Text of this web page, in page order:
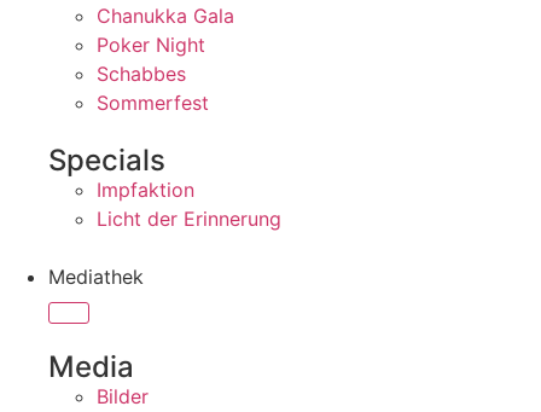
Chanukka Gala
Poker Night
Schabbes
Sommerfest
Specials
Impfaktion
Licht der Erinnerung
Mediathek
Media
Bilder